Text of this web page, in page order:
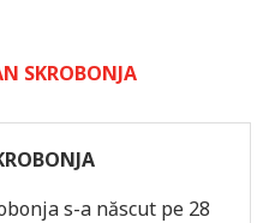
SKROBONJA
s-a născut pe 28